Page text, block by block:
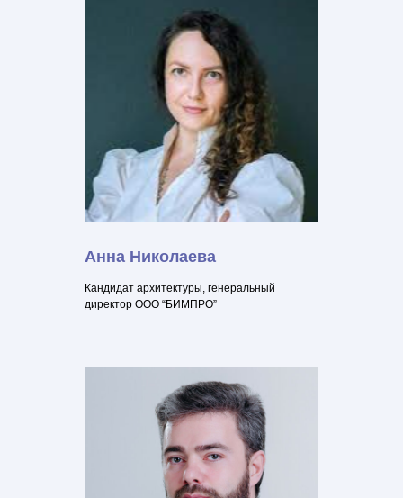
Анна Николаева
Кандидат архитектуры, генеральный
директор ООО “БИМПРО”